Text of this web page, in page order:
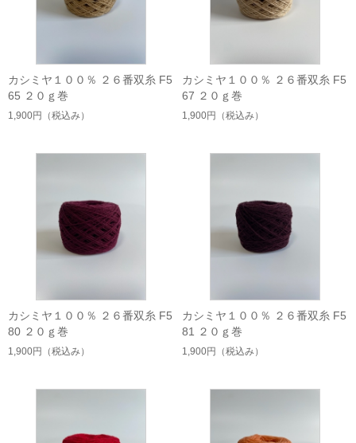
カシミヤ１００％ ２６番双糸 F5
65 ２０ｇ巻
1,900円 （税込み）
カシミヤ１００％ ２６番双糸 F5
67 ２０ｇ巻
1,900円 （税込み）
カシミヤ１００％ ２６番双糸 F5
80 ２０ｇ巻
1,900円 （税込み）
カシミヤ１００％ ２６番双糸 F5
81 ２０ｇ巻
1,900円 （税込み）